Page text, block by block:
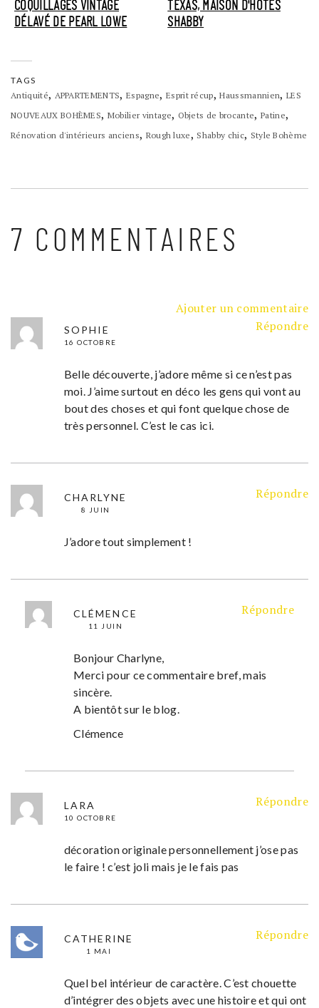
COQUILLAGES VINTAGE
DÉLAVÉ DE PEARL LOWE
TEXAS, MAISON D'HÔTES
SHABBY
TAGS
Antiquité, APPARTEMENTS,Espagne, Esprit récup,Haussmannien, LES
NOUVEAUX BOHÈMES, Mobilier vintage, Objets de brocante, Patine,
Rénovation d'intérieurs anciens, Rough luxe, Shabby chic, Style Bohème
7 COMMENTAIRES
Ajouter un commentaire
SOPHIE
16 OCTOBRE
Répondre
Belle découverte, j’adore même si ce n’est pas
moi. J’aime surtout en déco les gens qui vont au
bout des choses et qui font quelque chose de
très personnel. C’est le cas ici.
CHARLYNE
8 JUIN
Répondre
J’adore tout simplement !
CLÉMENCE
11 JUIN
Répondre
Bonjour Charlyne,
Merci pour ce commentaire bref, mais
sincère.
A bientôt sur le blog.
Clémence
LARA
10 OCTOBRE
Répondre
décoration originale personnellement j’ose pas
le faire ! c’est joli mais je le fais pas
CATHERINE
1 MAI
Répondre
Quel bel intérieur de caractère. C’est chouette
d’intégrer des objets avec une histoire et qui ont